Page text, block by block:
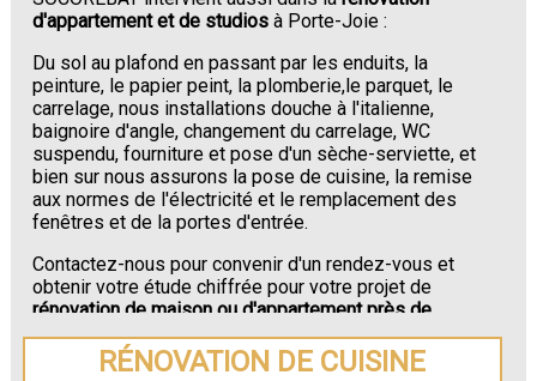
d'appartement et de studios à Porte-Joie :
Du sol au plafond en passant par les enduits, la
peinture, le papier peint, la plomberie,le parquet, le
carrelage, nous installations douche à l'italienne,
baignoire d'angle, changement du carrelage, WC
suspendu, fourniture et pose d'un sèche-serviette, et
bien sur nous assurons la pose de cuisine, la remise
aux normes de l'électricité et le remplacement des
fenêtres et de la portes d'entrée.
Contactez-nous pour convenir d'un rendez-vous et
obtenir votre étude chiffrée pour votre projet de
rénovation de maison ou d'appartement près de
Porte-Joie.
RÉNOVATION DE CUISINE